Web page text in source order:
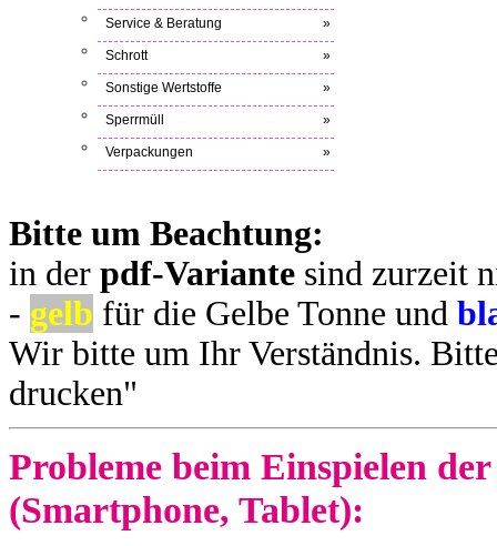
Service & Beratung »
Schrott »
Sonstige Wertstoffe »
Sperrmüll »
Verpackungen »
Bitte um Beachtung:
in der pdf-Variante sind zurzeit
- gelb für die Gelbe Tonne und
Wir bitte um Ihr Verständnis.
drucken"
Probleme beim Einspielen
(Smartphone, Tablet):